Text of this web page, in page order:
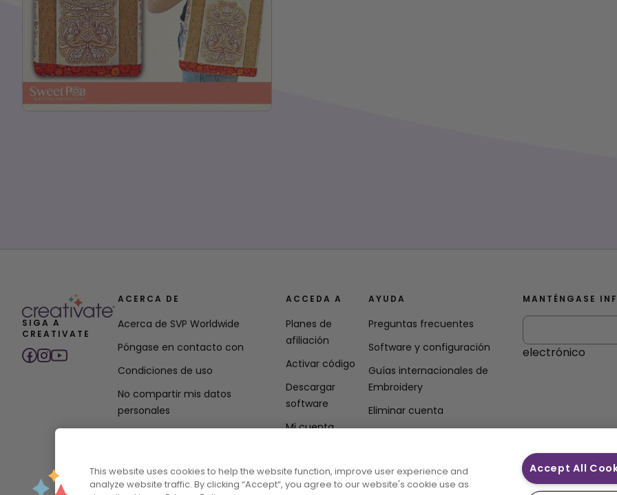
SIGA A
CREATIVATE
ACERCA DE
Acerca de SVP Worldwide
Póngase en contacto con
Condiciones de uso
No compartir mis datos
personales
accesibilidad
ACCEDA A
Planes de
afiliación
Activar código
Descargar
software
Mi cuenta
AYUDA
Preguntas frecuentes
Software y configuración
Guías internacionales de
Embroidery
Eliminar cuenta
MANTÉNGASE
electrónico
This website uses cookies to help the website function, improve user experience and
analyze website traffic. By clicking “Accept“, you agree to our website's cookie use as
Accept All